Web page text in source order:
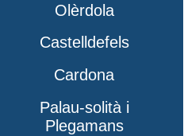
Olèrdola
Castelldefels
Cardona
Palau-solità i
Plegamans